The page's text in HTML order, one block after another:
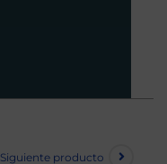
Siguiente producto